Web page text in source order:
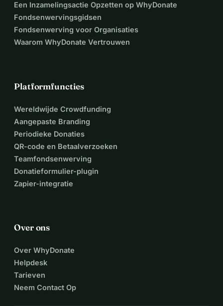
Een Inzamelingsactie Opzetten op WhyDonate
Fondsenwervingsgidsen
Fondsenwerving voor Organisaties
Waarom WhyDonate Vertrouwen
Platformfuncties
Wereldwijde Crowdfunding
Aangepaste Branding
Periodieke Donaties
QR-code en Betaalverzoeken
Teamfondsenwerving
Donatieformulier-plugin
Zapier-integratie
Over ons
Over WhyDonate
Helpdesk
Tarieven
Neem Contact Op